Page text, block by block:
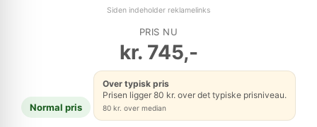
Siden indeholder reklamelinks
PRIS NU
kr.745,-
Normal pris
Over typisk pris
Prisen ligger 80 kr. over det typiske prisniveau.
80 kr. over median